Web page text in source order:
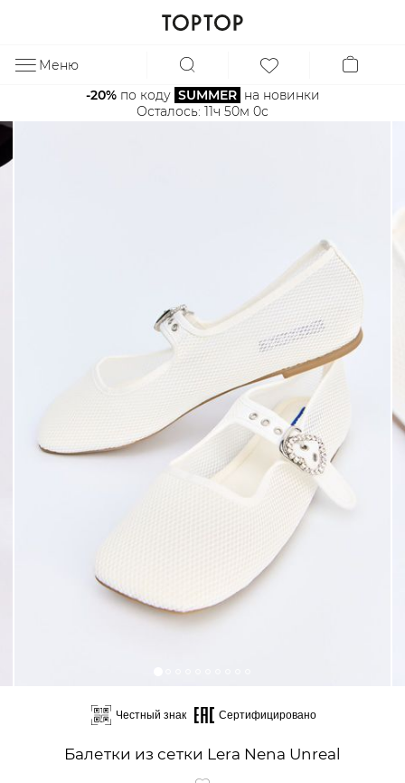
Меню
-20% по коду SUMMER на новинки
Осталось: 11ч 49м 59с
Честный знак Сертифицировано
Балетки из сетки Lera Nena Unreal